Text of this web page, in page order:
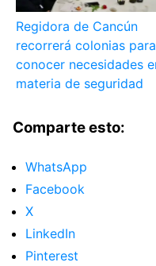
Regidora de Cancún
recorrerá colonias para
conocer necesidades
materia de seguridad
Comparte esto:
WhatsApp
Facebook
X
LinkedIn
Pinterest